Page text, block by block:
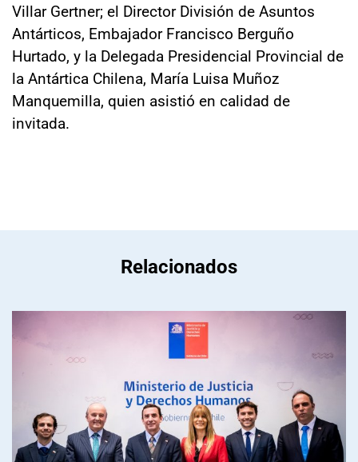
Villar Gertner; el Director División de Asuntos
Antárticos, Embajador Francisco Berguño
Hurtado, y la Delegada Presidencial Provincial de
la Antártica Chilena, María Luisa Muñoz
Manquemilla, quien asistió en calidad de
invitada.
Relacionados